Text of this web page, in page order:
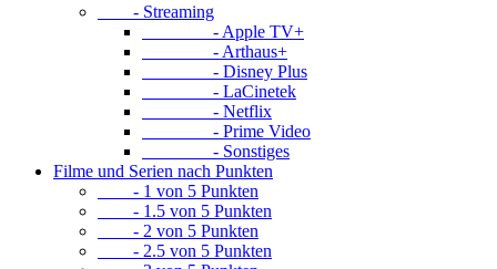
- Streaming
- Apple TV+
- Arthaus+
- Disney Plus
- LaCinetek
- Netflix
- Prime Video
- Sonstiges
Filme und Serien nach Punkten
- 1 von 5 Punkten
- 1.5 von 5 Punkten
- 2 von 5 Punkten
- 2.5 von 5 Punkten